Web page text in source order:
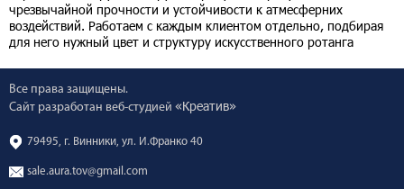
чрезвычайной прочности и устойчивости к атмесферних
воздействий. Работаем с каждым клиентом отдельно, подбирая
для него нужный цвет и структуру искусственного ротанга
Все права защищены.
Сайт разработан веб-студией «Креатив»
79495, г. Винники, ул. И.Франко 40
sale.aura.tov@gmail.com